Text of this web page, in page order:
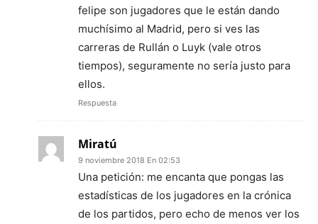
felipe son jugadores que le están dando
muchísimo al Madrid, pero si ves las
carreras de Rullán o Luyk (vale otros
tiempos), seguramente no sería justo para
ellos.
Respuesta
Miratú
9 noviembre 2018 En 02:53
Una petición: me encanta que pongas las
estadísticas de los jugadores en la crónica
de los partidos, pero echo de menos ver los